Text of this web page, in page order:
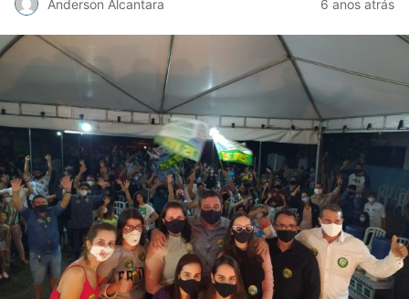
Anderson Alcantara 6 anos atrás